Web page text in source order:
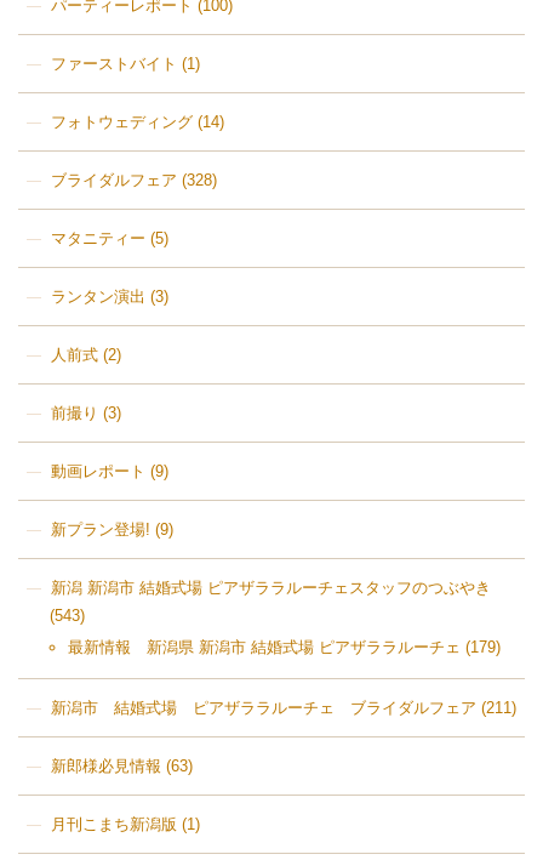
パーティーレポート (100)
ファーストバイト (1)
フォトウェディング(14)
ブライダルフェア (328)
マタニティー (5)
ランタン演出 (3)
人前式(2)
前撮り (3)
動画レポート (9)
新プラン登場! (9)
新潟 新潟市 結婚式場 ピアザララルーチェスタッフのつぶやき
(543)
最新情報 新潟県 新潟市 結婚式場 ピアザララルーチェ (179)
新潟市 結婚式場 ピアザララルーチェ ブライダルフェア (211)
新郎様必見情報 (63)
月刊こまち新潟版 (1)